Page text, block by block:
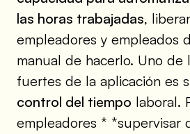
las horas trabajadas,
empleadores y empleados
manual de hacerlo. Uno de
fuertes de la aplicación es
control del tiempo laboral.
empleadores * *supervisar